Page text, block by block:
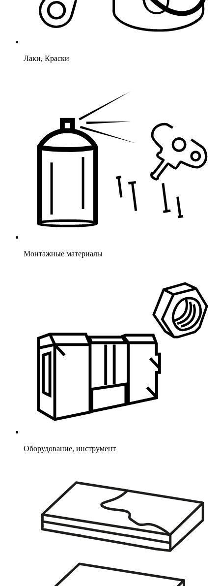
Лаки, Краски
Монтажные материалы
Оборудование, инструмент